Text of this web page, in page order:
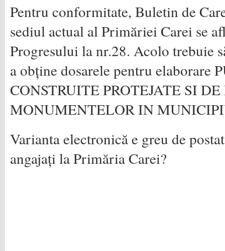
Pentru conformitate, Buletin de
sediul actual al Primăriei Carei se
Progresului la nr.28. Acolo trebuie
a obține dosarele pentru elaborare
CONSTRUITE PROTEJATE SI
MONUMENTELOR IN
Varianta electronică e greu de
angajați la Primăria Carei?